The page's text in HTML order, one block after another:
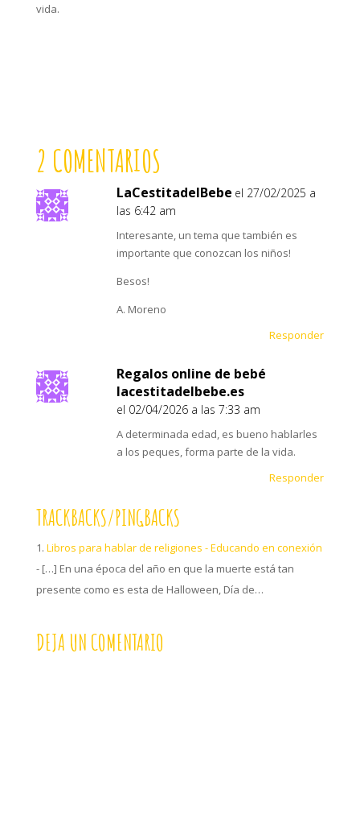
vida.
2 COMENTARIOS
LaCestitadelBebe el 27/02/2025 a
las 6:42 am
Interesante, un tema que también es
importante que conozcan los niños!
Besos!
A. Moreno
Responder
Regalos online de bebé
lacestitadelbebe.es
el 02/04/2026 a las 7:33 am
A determinada edad, es bueno hablarles
a los peques, forma parte de la vida.
Responder
TRACKBACKS/PINGBACKS
Libros para hablar de religiones - Educando en conexión
- […] En una época del año en que la muerte está tan
presente como es esta de Halloween, Día de…
DEJA UN COMENTARIO